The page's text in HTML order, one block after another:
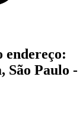
endereço:
São Paulo -